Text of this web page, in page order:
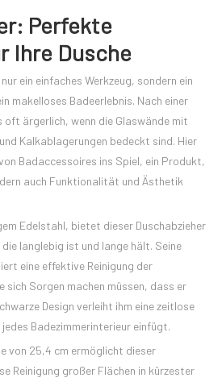
Perfekte
Ihre Dusche
ein einfaches Werkzeug, sondern ein
makelloses Badeerlebnis. Nach einer
oft ärgerlich, wenn die Glaswände mit
Kalkablagerungen bedeckt sind. Hier
Badaccessoires ins Spiel, ein Produkt,
auch Funktionalität und Ästhetik
Edelstahl, bietet dieser Duschabzieher
langlebig ist und lange hält. Seine
eine effektive Reinigung der
sich Sorgen machen müssen, dass er
Design verleiht ihm eine zeitlose
Badezimmerinterieur einfügt.
von 25,4 cm ermöglicht dieser
Reinigung großer Flächen in kürzester